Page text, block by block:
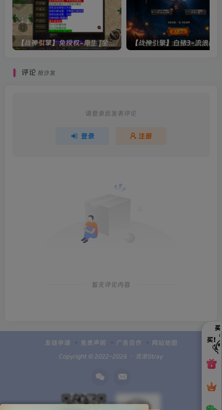
【战神引擎】免授权-原生 [全屏自动拾取] 插件 + 配置教程（更新修复版，具体自测）
评论 抢沙发
请登录后发表评论
登录 注册
暂无评论内容
友链申请 免责声明 广告合作 网站地图
Copyright © 2022-2026 ・ 流浪Stray